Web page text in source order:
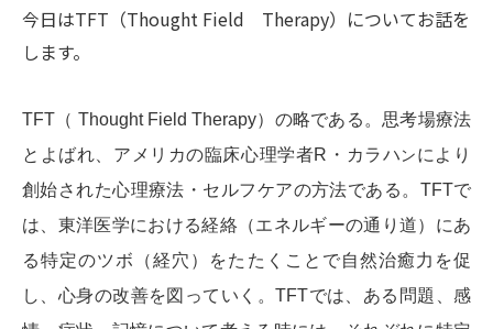
今日はTFT（Thought Field Therapy）についてお話を
します。
TFT（ Thought Field Therapy）の略である。思考場療法
とよばれ、アメリカの臨床心理学者R・カラハンにより
創始された心理療法・セルフケアの方法である。TFTで
は、東洋医学における経絡（エネルギーの通り道）にあ
る特定のツボ（経穴）をたたくことで自然治癒力を促
し、心身の改善を図っていく。TFTでは、ある問題、感